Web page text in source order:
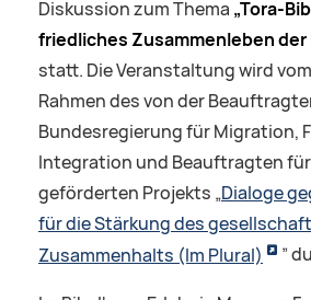
Diskussion zum Thema „Tora-
friedliches Zusammenleben der
statt. Die Veranstaltung wird vom
Rahmen des von der
Bundesregierung für Migration,
Integration und Beauftragten
geförderten Projekts „Dialoge
für die Stärkung des
Zusammenhalts (Im Plural)
”